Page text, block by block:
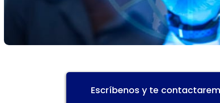
Escríbenos y te